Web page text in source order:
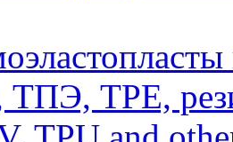
ТПЭ, TPE,